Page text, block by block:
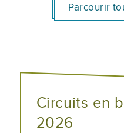
Parcourir
Circuits en
2026